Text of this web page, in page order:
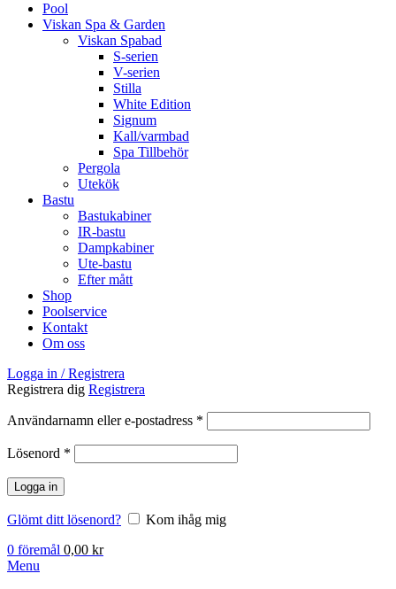
Pool
Viskan Spa & Garden
Viskan Spabad
S-serien
V-serien
Stilla
White Edition
Signum
Kall/varmbad
Spa Tillbehör
Pergola
Utekök
Bastu
Bastukabiner
IR-bastu
Dampkabiner
Ute-bastu
Efter mått
Shop
Poolservice
Kontakt
Om oss
Logga in / Registrera
Registrera dig Registrera
Användarnamn eller e-postadress *
Lösenord *
Logga in
Glömt ditt lösenord?
Kom ihåg mig
0 föremål 0,00 kr
Menu